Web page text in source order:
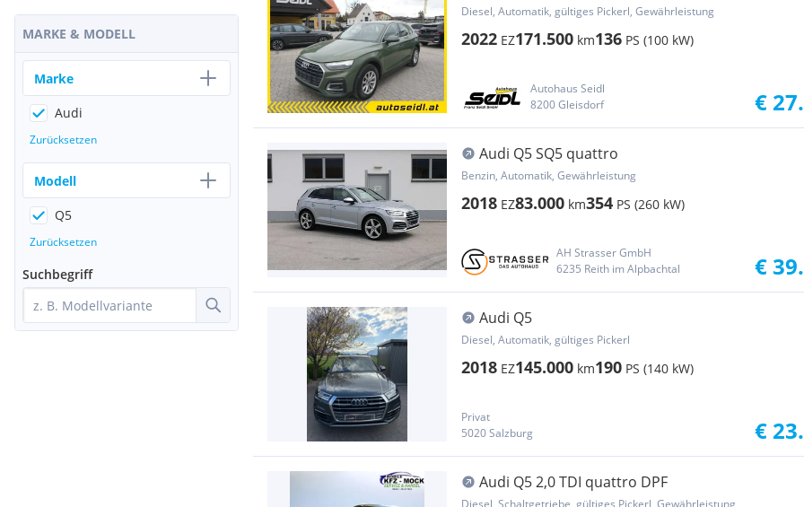
*MATRIX+LEDER+VIRTUAL*
Diesel, Automatik, gültiges Pickerl, Gewährleistung
2022 EZ171.500 km136 PS (100 kW)
Autohaus Seidl
8200 Gleisdorf
€
Audi Q5 SQ5 quattro
Benzin, Automatik, Gewährleistung
2018 EZ83.000 km354 PS (260 kW)
AH Strasser GmbH
6235 Reith im Alpbachtal
€
Audi Q5
Diesel, Automatik, gültiges Pickerl
2018 EZ145.000 km190 PS (140 kW)
Privat
5020 Salzburg
€
Audi Q5 2,0 TDI quattro DPF
Diesel, Schaltgetriebe, gültiges Pickerl, Gewährleistung
MARKE & MODELL
Marke
Audi
Zurücksetzen
Modell
Q5
Zurücksetzen
Suchbegriff